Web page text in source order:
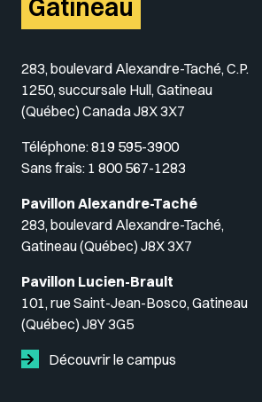
Gatineau
283, boulevard Alexandre-Taché, C.P.
1250, succursale Hull, Gatineau
(Québec) Canada J8X 3X7
Téléphone:819 595-3900
Sans frais: 1 800 567-1283
Pavillon Alexandre-Taché
283, boulevard Alexandre-Taché,
Gatineau (Québec) J8X 3X7
Pavillon Lucien-Brault
101, rue Saint-Jean-Bosco, Gatineau
(Québec) J8Y 3G5
Découvrir le campus